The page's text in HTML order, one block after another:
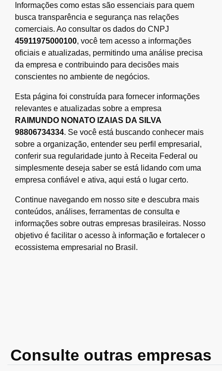
Informações como estas são essenciais para quem
busca transparência e segurança nas relações
comerciais. Ao consultar os dados do CNPJ
45911975000100, você tem acesso a informações
oficiais e atualizadas, permitindo uma análise precisa
da empresa e contribuindo para decisões mais
conscientes no ambiente de negócios.
Esta página foi construída para fornecer informações
relevantes e atualizadas sobre a empresa
RAIMUNDO NONATO IZAIAS DA SILVA
98806734334. Se você está buscando conhecer mais
sobre a organização, entender seu perfil empresarial,
conferir sua regularidade junto à Receita Federal ou
simplesmente deseja saber se está lidando com uma
empresa confiável e ativa, aqui está o lugar certo.
Continue navegando em nosso site e descubra mais
conteúdos, análises, ferramentas de consulta e
informações sobre outras empresas brasileiras. Nosso
objetivo é facilitar o acesso à informação e fortalecer o
ecossistema empresarial no Brasil.
Consulte outras empresas